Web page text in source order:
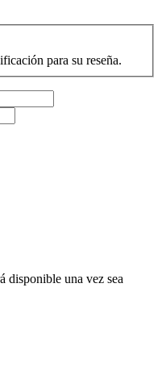
para su reseña.
disponible una vez sea